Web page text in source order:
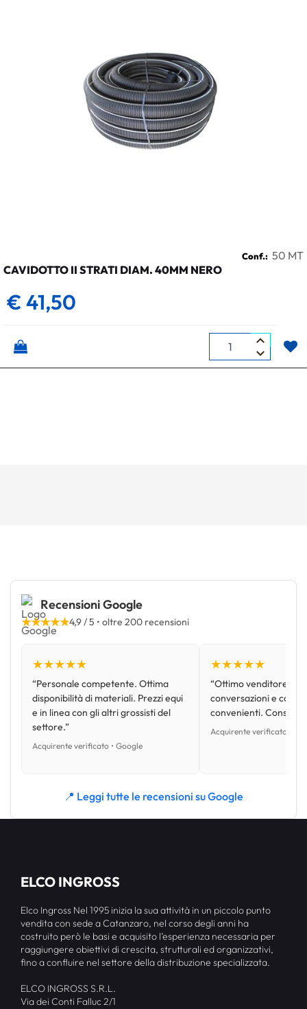
Conf.: 50 MT
CAVIDOTTO II STRATI DIAM. 40MM NERO
€ 41,50
Quantità
Recensioni Google
★★★★★4,9 / 5 • oltre 200 recensioni
★★★★★
“Personale competente. Ottima
disponibilità di materiali. Prezzi equi
e in linea con gli altri grossisti del
settore.”
Acquirente verificato • Google
★★★★★
“Ottimo venditore,
conversazioni e con
convenienti.
Acquirente verificato •
📍 Leggi tutte le recensioni su Google
ELCO INGROSS
Elco Ingross Nel 1995 inizia la sua attività in un piccolo punto
vendita con sede a Catanzaro, nel corso degli anni ha
costruito però le basi e acquisito l’esperienza necessaria per
raggiungere obiettivi di crescita, strutturali ed organizzativi,
fino a confluire nel settore della distribuzione specializzata.
ELCO INGROSS S.R.L.
Via dei Conti Falluc 2/1